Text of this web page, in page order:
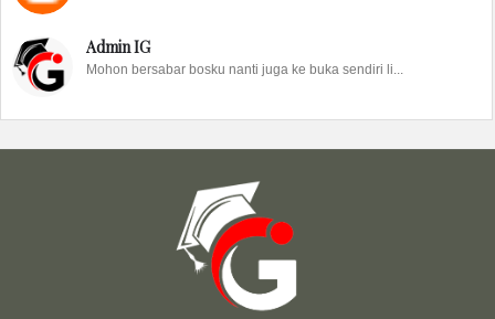
Admin IG
Mohon bersabar bosku nanti juga ke buka sendiri li...